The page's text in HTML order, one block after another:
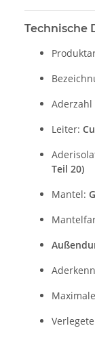
Technische
Leiter:
Teil 20)
Mantel: